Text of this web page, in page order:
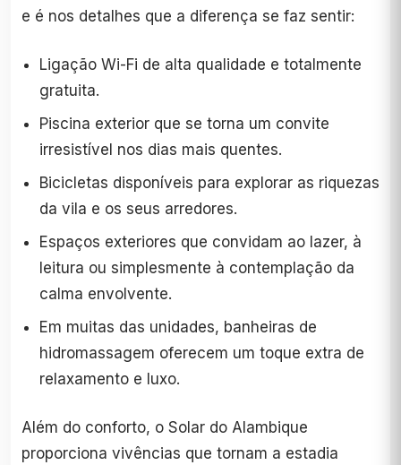
e é nos detalhes que a diferença se faz sentir:
Ligação Wi-Fi de alta qualidade e totalmente
gratuita.
Piscina exterior que se torna um convite
irresistível nos dias mais quentes.
Bicicletas disponíveis para explorar as riquezas
da vila e os seus arredores.
Espaços exteriores que convidam ao lazer, à
leitura ou simplesmente à contemplação da
calma envolvente.
Em muitas das unidades, banheiras de
hidromassagem oferecem um toque extra de
relaxamento e luxo.
Além do conforto, o Solar do Alambique
proporciona vivências que tornam a estadia